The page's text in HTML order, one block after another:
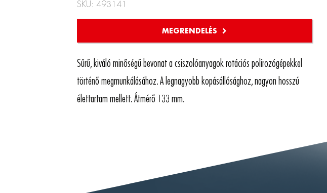
SKU: 493141
Sűrű, kiváló minőségű bevonat a csiszolóanyagok rotációs polírozógépekkel
történő megmunkálásához. A legnagyobb kopásállósághoz, nagyon hosszú
élettartam mellett. Átmérő 133 mm.